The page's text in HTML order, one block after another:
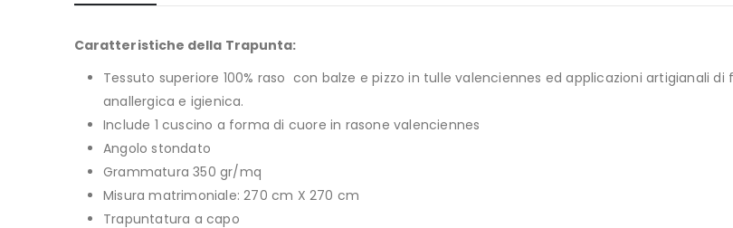
Caratteristiche della Trapunta:
Tessuto superiore 100% raso con balze e pizzo in tulle valenciennes ed applicazioni artigianali
anallergica e igienica.
Include 1 cuscino a forma di cuore in rasone valenciennes
Angolo stondato
Grammatura 350 gr/mq
Misura matrimoniale: 270 cm X 270 cm
Trapuntatura a capo